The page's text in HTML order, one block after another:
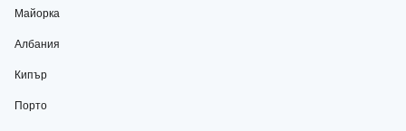
Майорка
Албания
Кипър
Порто